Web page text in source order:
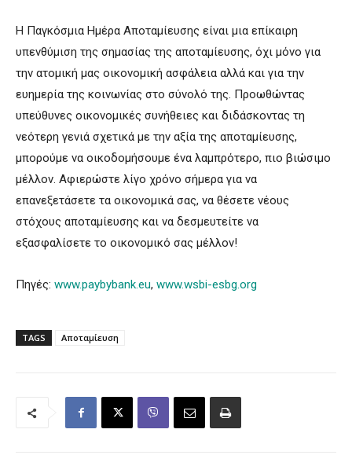
Η Παγκόσμια Ημέρα Αποταμίευσης είναι μια επίκαιρη
υπενθύμιση της σημασίας της αποταμίευσης, όχι μόνο για
την ατομική μας οικονομική ασφάλεια αλλά και για την
ευημερία της κοινωνίας στο σύνολό της. Προωθώντας
υπεύθυνες οικονομικές συνήθειες και διδάσκοντας τη
νεότερη γενιά σχετικά με την αξία της αποταμίευσης,
μπορούμε να οικοδομήσουμε ένα λαμπρότερο, πιο βιώσιμο
μέλλον. Αφιερώστε λίγο χρόνο σήμερα για να
επανεξετάσετε τα οικονομικά σας, να θέσετε νέους
στόχους αποταμίευσης και να δεσμευτείτε να
εξασφαλίσετε το οικονομικό σας μέλλον!
Πηγές: www.paybybank.eu, www.wsbi-esbg.org
TAGS Αποταμίευση